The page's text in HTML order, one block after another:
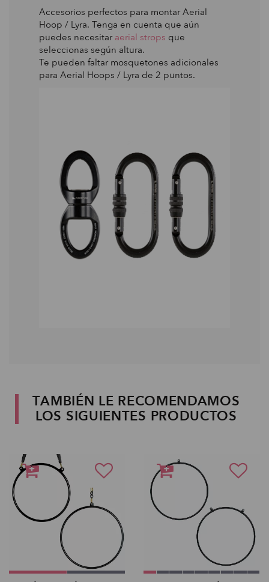
Accesorios perfectos para montar Aerial
Hoop / Lyra. Tenga en cuenta que aún
puedes necesitar aerial strops que
seleccionas según altura.
Te pueden faltar mosquetones adicionales
para Aerial Hoops / Lyra de 2 puntos.
TAMBIÉN LE RECOMENDAMOS
LOS SIGUIENTES PRODUCTOS